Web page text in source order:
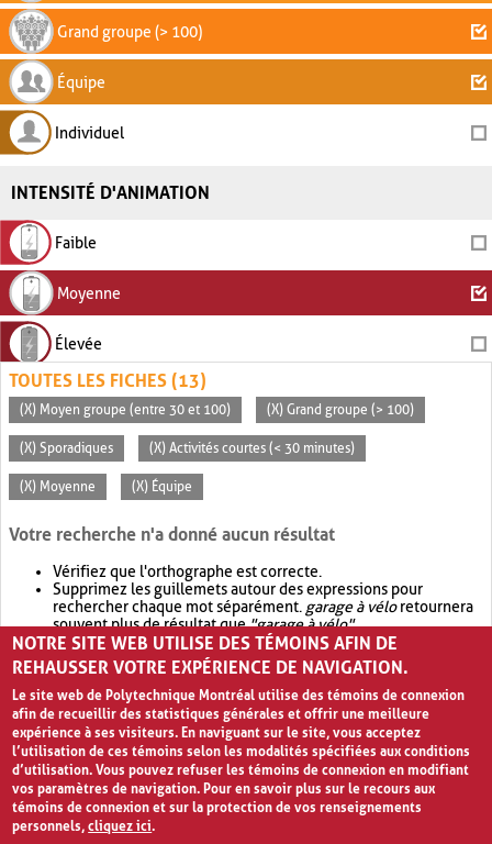
Grand groupe (> 100)
Équipe
Individuel
INTENSITÉ D'ANIMATION
Faible
Moyenne
Élevée
TOUTES LES FICHES (13)
(X) Moyen groupe (entre 30 et 100) (X) Grand groupe (> 100)
(X) Sporadiques (X) Activités courtes (< 30 minutes)
(X) Moyenne (X) Équipe
Votre recherche n'a donné aucun résultat
Vérifiez que l'orthographe est correcte.
Supprimez les guillemets autour des expressions pour
rechercher chaque mot séparément. garage à véloretournera
souvent plus de résultat que"garage à vélo".
Envisagez d'élargir votre recherche avec OR.garage OR vélo
retournera souvent plus de résultat quegarage à vélo
NOTRE SITE WEB UTILISE DES TÉMOINS AFIN DE
REHAUSSER VOTRE EXPÉRIENCE DE NAVIGATION.
Le site web de Polytechnique Montréal utilise des témoins de connexion
afin de recueillir des statistiques générales et offrir une meilleure
expérience à ses visiteurs. En naviguant sur le site, vous acceptez
l’utilisation de ces témoins selon les modalités spécifiées aux conditions
d’utilisation. Vous pouvez refuser les témoins de connexion en modifiant
vos paramètres de navigation. Pour en savoir plus sur le recours aux
témoins de connexion et sur la protection de vos renseignements
personnels,cliquez ici.